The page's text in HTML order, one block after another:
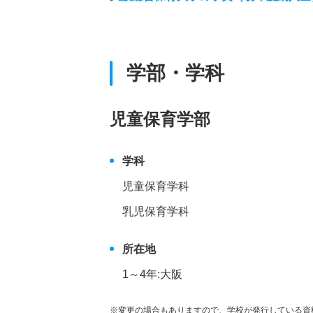
学部・学科
児童保育学部
学科
児童保育学科
乳児保育学科
所在地
1～4年:大阪
※変更の場合もありますので、学校が発行している資